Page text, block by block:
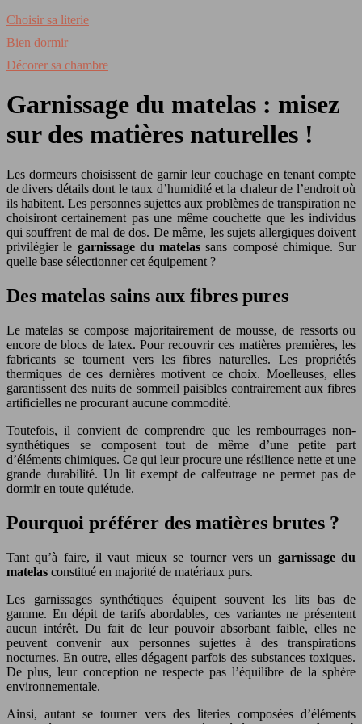
Choisir sa literie
Bien dormir
Décorer sa chambre
Garnissage du matelas : misez
sur des matières naturelles !
Les dormeurs choisissent de garnir leur couchage en tenant compte
de divers détails dont le taux d’humidité et la chaleur de l’endroit où
ils habitent. Les personnes sujettes aux problèmes de transpiration ne
choisiront certainement pas une même couchette que les individus
qui souffrent de mal de dos. De même, les sujets allergiques doivent
privilégier le garnissage du matelas sans composé chimique. Sur
quelle base sélectionner cet équipement ?
Des matelas sains aux fibres pures
Le matelas se compose majoritairement de mousse, de ressorts ou
encore de blocs de latex. Pour recouvrir ces matières premières, les
fabricants se tournent vers les fibres naturelles. Les propriétés
thermiques de ces dernières motivent ce choix. Moelleuses, elles
garantissent des nuits de sommeil paisibles contrairement aux fibres
artificielles ne procurant aucune commodité.
Toutefois, il convient de comprendre que les rembourrages non-
synthétiques se composent tout de même d’une petite part
d’éléments chimiques. Ce qui leur procure une résilience nette et une
grande durabilité. Un lit exempt de calfeutrage ne permet pas de
dormir en toute quiétude.
Pourquoi préférer des matières brutes ?
Tant qu’à faire, il vaut mieux se tourner vers un garnissage du
matelas constitué en majorité de matériaux purs.
Les garnissages synthétiques équipent souvent les lits bas de
gamme. En dépit de tarifs abordables, ces variantes ne présentent
aucun intérêt. Du fait de leur pouvoir absorbant faible, elles ne
peuvent convenir aux personnes sujettes à des transpirations
nocturnes. En outre, elles dégagent parfois des substances toxiques.
De plus, leur conception ne respecte pas l’équilibre de la sphère
environnementale.
Ainsi, autant se tourner vers des literies composées d’éléments